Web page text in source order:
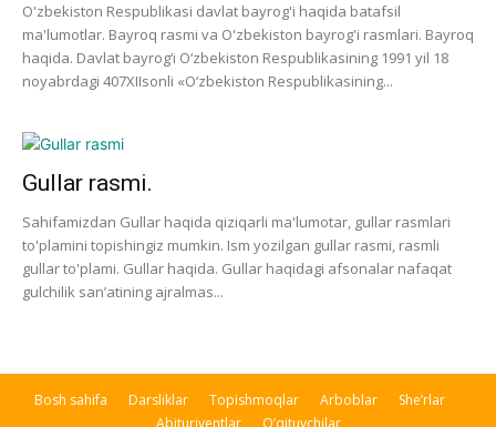
O'zbekiston Respublikasi davlat bayrog'i haqida batafsil
ma'lumotlar. Bayroq rasmi va O'zbekiston bayrog'i rasmlari. Bayroq
haqida. Davlat bayrog‘i O‘zbekiston Respublikasining 1991 yil 18
noyabrdagi 407­XII­sonli «O‘zbekiston Respublikasining...
Gullar rasmi.
Sahifamizdan Gullar haqida qiziqarli ma'lumotar, gullar rasmlari
to'plamini topishingiz mumkin. Ism yozilgan gullar rasmi, rasmli
gullar to'plami. Gullar haqida. Gullar haqidagi afsonalar nafaqat
gulchilik san’atining ajralmas...
Bosh sahifa Darsliklar Topishmoqlar Arboblar
She’rlar
Abituriyentlar
O’qituvchilar